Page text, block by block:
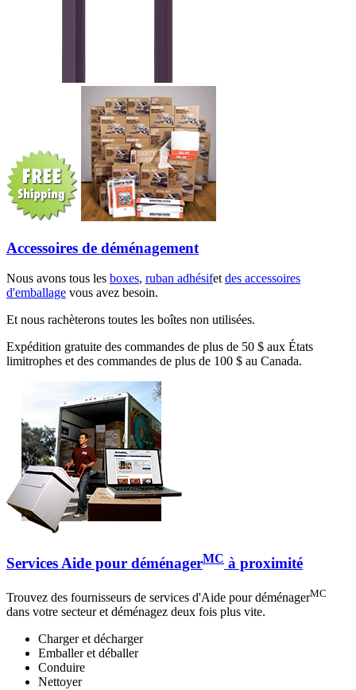
Accessoires de déménagement
Nous avons tous les boxes, ruban adhésifetdes accessoires
d'emballage vous avez besoin.
Et nous rachèterons toutes les boîtes non utilisées.
Expédition gratuite des commandes de plus de 50 $ aux États
limitrophes et des commandes de plus de 100 $ au Canada.
Services Aide pour déménagerMC à proximité
Trouvez des fournisseurs de services d'Aide pour déménagerMC
dans votre secteur et déménagez deux fois plus vite.
Charger et décharger
Emballer et déballer
Conduire
Nettoyer